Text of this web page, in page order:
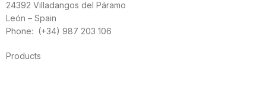
24392 Villadangos del Páramo
León – Spain
Phone: (+34) 987 203 106
Products